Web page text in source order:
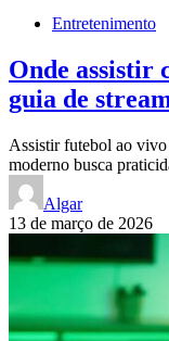
Entretenimento
Onde assistir
guia de
Assistir futebol ao
moderno busca
Algar
13 de março de 2026